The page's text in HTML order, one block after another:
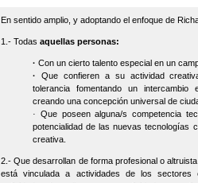
En sentido amplio, y adoptando el enfoque de
1.- Todas aquellas personas:
· Con un cierto talento especial en un
· Que confieren a su actividad
tolerancia fomentando un
creando una concepción universal de
· Que poseen alguna/s competencia
potencialidad de las nuevas tecnologías
creativa.
2.- Que desarrollan de forma profesional o
está vinculada a actividades de los sectores